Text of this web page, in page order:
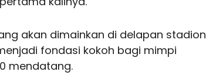
akan dimainkan di delapan stadion
fondasi kokoh bagi mimpi
mendatang.